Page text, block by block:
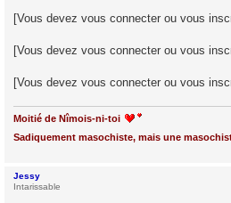
[Vous devez vous connecter ou vous
[Vous devez vous connecter ou vous
[Vous devez vous connecter ou vous
Moitié de Nîmois-ni-toi
Sadiquement masochiste, mais une
Jessy
Intarissable